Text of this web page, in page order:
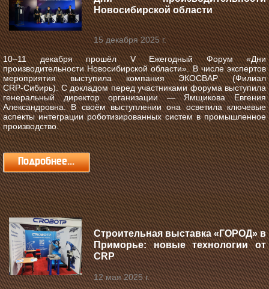
Новосибирской области
15 декабря 2025 г.
10–11 декабря прошёл V Ежегодный Форум «Дни
производительности Новосибирской области».В числе экспертов
мероприятия выступила компания ЭКОСВАР (Филиал
CRP‑Сибирь). С докладом перед участниками форума выступила
генеральный директор организации — Ямщикова Евгения
Александровна. В своём выступлении она осветила ключевые
аспекты интеграции роботизированных систем в промышленное
производство.
Подробнее...
Строительная выставка «ГОРОД» в
Приморье: новые технологии от
CRP
12 мая 2025 г.